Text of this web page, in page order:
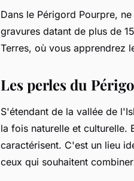
Dans le Périgord Pourpre,
gravures datant de plus de
Terres, où vous apprendrez
Les perles du
S'étendant de la vallée de
la fois naturelle et culturelle.
caractérisent. C'est un lieu
ceux qui souhaitent